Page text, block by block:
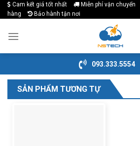
Skip
to
content
Cam kết giá tốt nhất Miễn phí vận chuyển
hàng
Bảo hành tận nơi
093.333.5554
SẢN PHẨM TƯƠNG TỰ